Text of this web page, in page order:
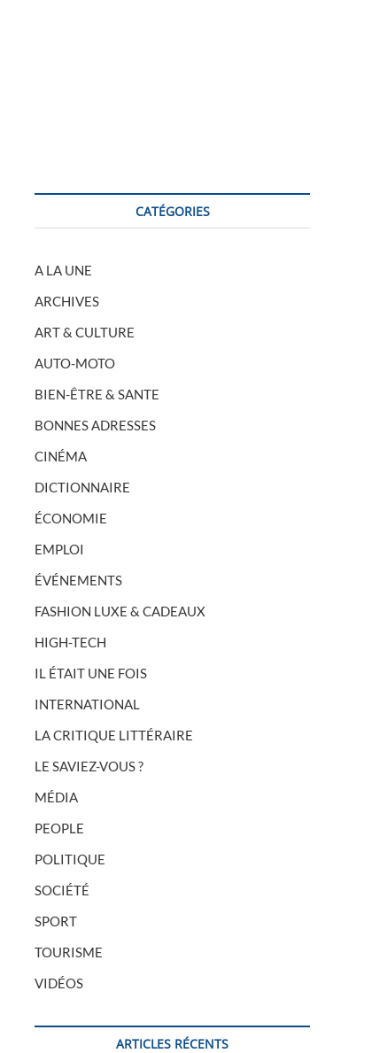
CATÉGORIES
A LA UNE
ARCHIVES
ART & CULTURE
AUTO-MOTO
BIEN-ÊTRE & SANTE
BONNES ADRESSES
CINÉMA
DICTIONNAIRE
ÉCONOMIE
EMPLOI
ÉVÉNEMENTS
FASHION LUXE & CADEAUX
HIGH-TECH
IL ÉTAIT UNE FOIS
INTERNATIONAL
LA CRITIQUE LITTÉRAIRE
LE SAVIEZ-VOUS ?
MÉDIA
PEOPLE
POLITIQUE
SOCIÉTÉ
SPORT
TOURISME
VIDÉOS
ARTICLES RÉCENTS